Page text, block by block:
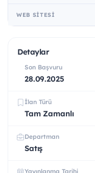
WEB SITESI
Detaylar
Son Başvuru
28.09.2025
İlan Türü
Tam Zamanlı
Departman
Satış
Yayınlanma Tarihi